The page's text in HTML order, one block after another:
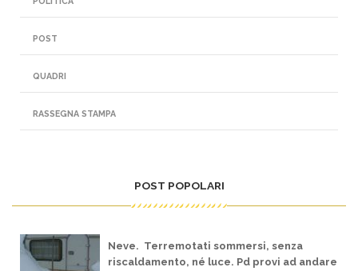
POST
QUADRI
RASSEGNA STAMPA
POST POPOLARI
Neve. Terremotati sommersi, senza
riscaldamento, né luce. Pd provi ad andare